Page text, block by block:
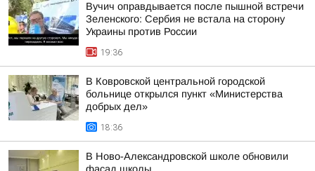
Вучич оправдывается после пышной встречи
Зеленского: Сербия не встала на сторону
Украины против России
19:36
В Ковровской центральной городской
больнице открылся пункт «Министерства
добрых дел»
18:36
В Ново-Александровской школе обновили